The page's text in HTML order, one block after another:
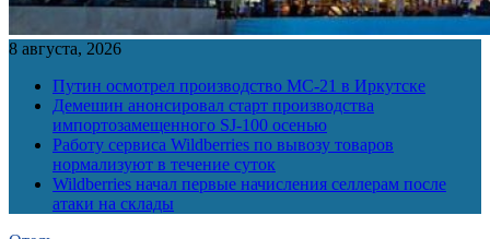
8 августа, 2026
Путин осмотрел производство МС-21 в Иркутске
Демешин анонсировал старт производства
импортозамещенного SJ-100 осенью
Работу сервиса Wildberries по вывозу товаров
нормализуют в течение суток
Wildberries начал первые начисления селлерам после
атаки на склады